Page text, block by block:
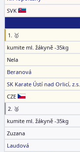
SVK
1. 🥇
kumite ml. žákyně -35kg
Nela
Beranová
SK Karate Ústí nad Orlicí, z.s.
CZE
2. 🥈
kumite ml. žákyně -35kg
Zuzana
Laudová